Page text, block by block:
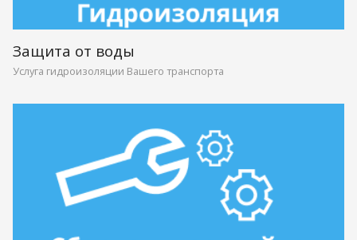
Защита от воды
Услуга гидроизоляции Вашего транспорта